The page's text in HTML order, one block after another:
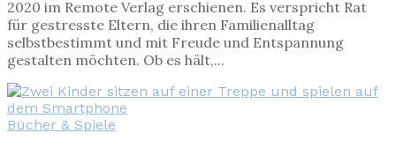
2020 im Remote Verlag erschienen. Es verspricht Rat
für gestresste Eltern, die ihren Familienalltag
selbstbestimmt und mit Freude und Entspannung
gestalten möchten. Ob es hält,...
Bücher & Spiele